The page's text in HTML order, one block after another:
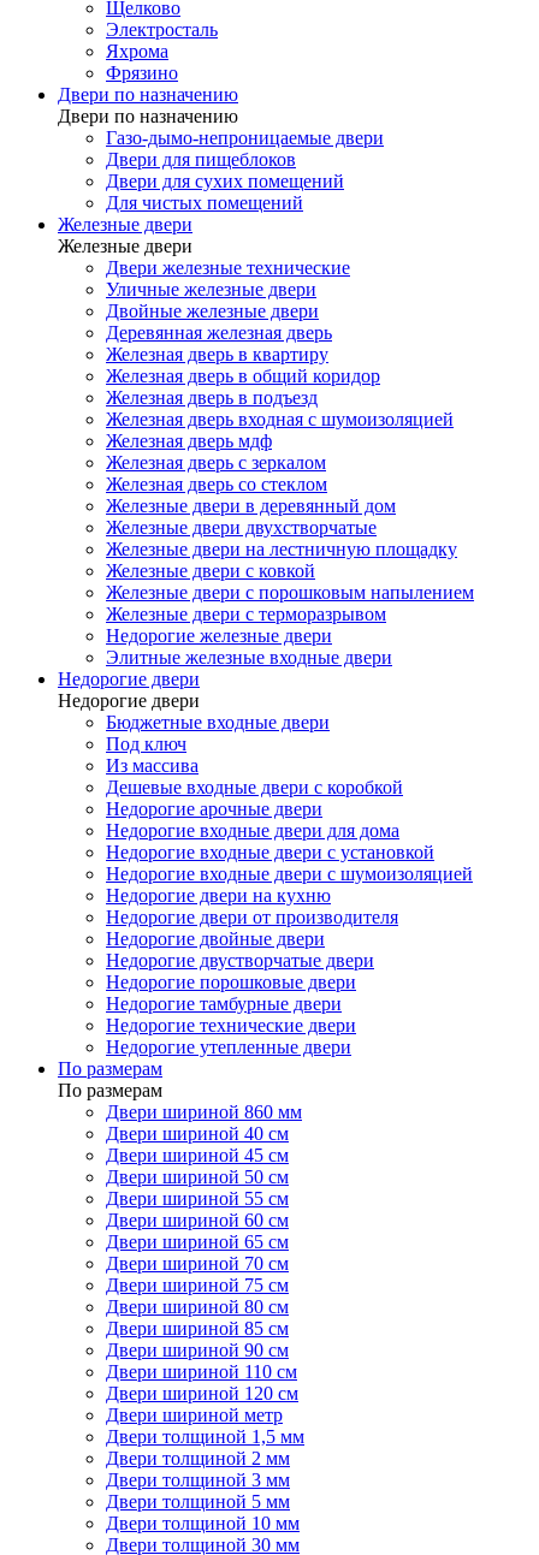
Щелково
Электросталь
Яхрома
Фрязино
Двери по назначению
Двери по назначению
Газо-дымо-непроницаемые двери
Двери для пищеблоков
Двери для сухих помещений
Для чистых помещений
Железные двери
Железные двери
Двери железные технические
Уличные железные двери
Двойные железные двери
Деревянная железная дверь
Железная дверь в квартиру
Железная дверь в общий коридор
Железная дверь в подъезд
Железная дверь входная с шумоизоляцией
Железная дверь мдф
Железная дверь с зеркалом
Железная дверь со стеклом
Железные двери в деревянный дом
Железные двери двухстворчатые
Железные двери на лестничную площадку
Железные двери с ковкой
Железные двери с порошковым напылением
Железные двери с терморазрывом
Недорогие железные двери
Элитные железные входные двери
Недорогие двери
Недорогие двери
Бюджетные входные двери
Под ключ
Из массива
Дешевые входные двери с коробкой
Недорогие арочные двери
Недорогие входные двери для дома
Недорогие входные двери с установкой
Недорогие входные двери с шумоизоляцией
Недорогие двери на кухню
Недорогие двери от производителя
Недорогие двойные двери
Недорогие двустворчатые двери
Недорогие порошковые двери
Недорогие тамбурные двери
Недорогие технические двери
Недорогие утепленные двери
По размерам
По размерам
Двери шириной 860 мм
Двери шириной 40 см
Двери шириной 45 см
Двери шириной 50 см
Двери шириной 55 см
Двери шириной 60 см
Двери шириной 65 см
Двери шириной 70 см
Двери шириной 75 см
Двери шириной 80 см
Двери шириной 85 см
Двери шириной 90 см
Двери шириной 110 см
Двери шириной 120 см
Двери шириной метр
Двери толщиной 1,5 мм
Двери толщиной 2 мм
Двери толщиной 3 мм
Двери толщиной 5 мм
Двери толщиной 10 мм
Двери толщиной 30 мм